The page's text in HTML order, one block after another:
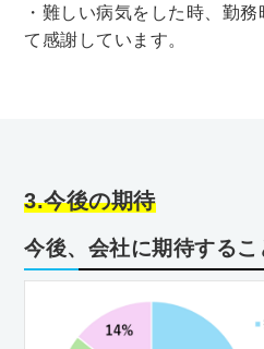
・難しい病気をした時、勤
て感謝しています。
3.今後の期待
今後、会社に期待するこ